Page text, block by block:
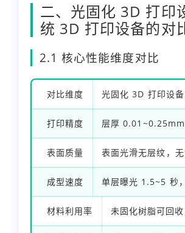
二、光固化 3D 打印
统 3D 打印设备的对
2.1 核心性能维度对比
对比维度 光固化 3D 打印设备
打印精度 层厚
表面质量 表面光滑无层纹，
成型速度 单层曝光 1.5~5 秒
材料利用率 未固化树脂可回